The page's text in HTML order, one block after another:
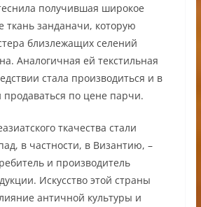
получившая широкое
ткань занданачи, которую
близлежащих селений
Аналогичная ей текстильная
стала производиться и в
продаваться по цене парчи.
ткачества стали
в частности, в Византию, –
и производитель
Искусство этой страны
античной культуры и